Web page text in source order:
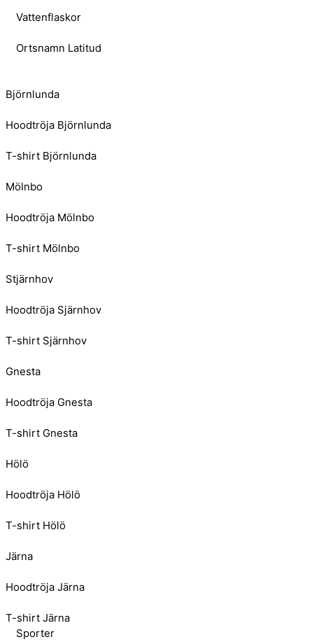
Vattenflaskor
Ortsnamn Latitud
Björnlunda
Hoodtröja Björnlunda
T-shirt Björnlunda
Mölnbo
Hoodtröja Mölnbo
T-shirt Mölnbo
Stjärnhov
Hoodtröja Sjärnhov
T-shirt Sjärnhov
Gnesta
Hoodtröja Gnesta
T-shirt Gnesta
Hölö
Hoodtröja Hölö
T-shirt Hölö
Järna
Hoodtröja Järna
T-shirt Järna
Sporter